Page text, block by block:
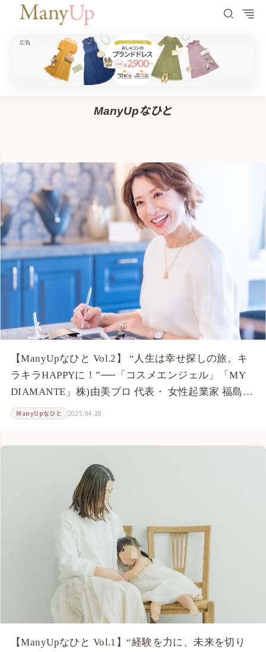
広告
ManyUp（メニーアップ）
ManyUpなひと
ManyUpなひと
【ManyUpなひと Vol.2】 “人生は幸せ探しの旅。キ
ラキラHAPPYに！”──「コスメエンジェル」「MY
DIAMANTE」株)由美プロ 代表・ 女性起業家 福島由
美さんインタビュー。「ワクワクすることを、人に
ManyUpなひと 2025.04.28
【ManyUpなひと Vol.1】“経験を力に、未来を切り